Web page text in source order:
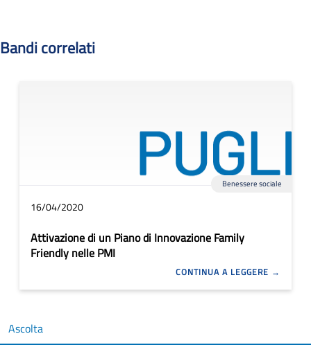
Bandi correlati
Benessere sociale
16/04/2020
Attivazione di un Piano di Innovazione Family
Friendly nelle PMI
CONTINUA A LEGGERE
Ascolta